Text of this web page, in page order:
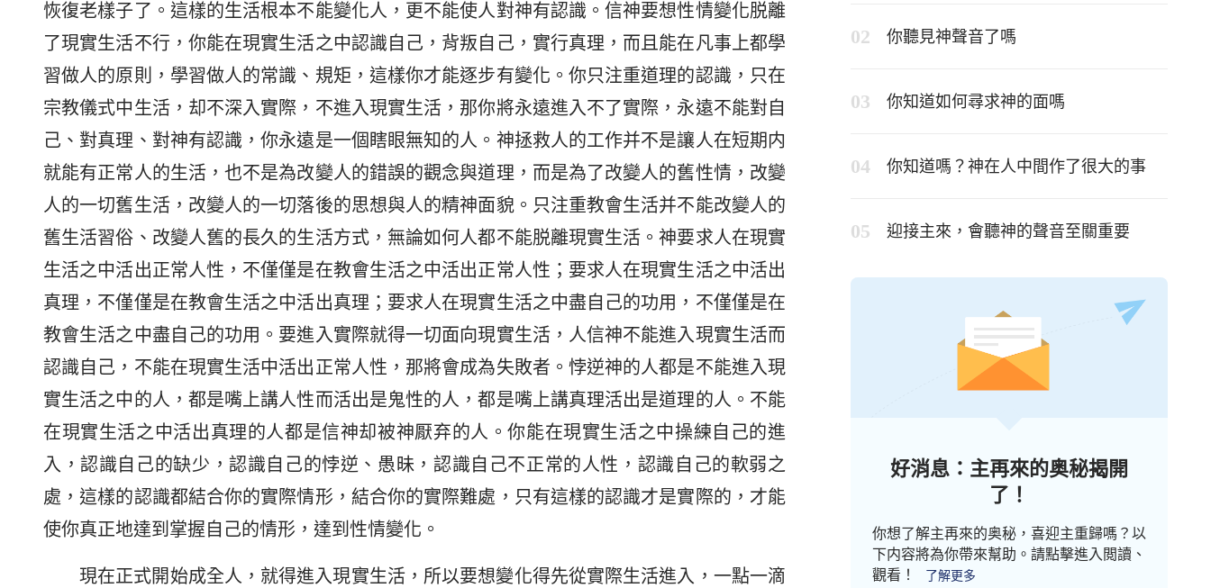
恢復老樣子了。這樣的生活根本不能變化人，更不能使人對神有認識。信神要想性情變化脱離
了現實生活不行，你能在現實生活之中認識自己，背叛自己，實行真理，而且能在凡事上都學
習做人的原則，學習做人的常識、規矩，這樣你才能逐步有變化。你只注重道理的認識，只在
宗教儀式中生活，却不深入實際，不進入現實生活，那你將永遠進入不了實際，永遠不能對自
己、對真理、對神有認識，你永遠是一個瞎眼無知的人。神拯救人的工作并不是讓人在短期内
就能有正常人的生活，也不是為改變人的錯誤的觀念與道理，而是為了改變人的舊性情，改變
人的一切舊生活，改變人的一切落後的思想與人的精神面貌。只注重教會生活并不能改變人的
舊生活習俗、改變人舊的長久的生活方式，無論如何人都不能脱離現實生活。神要求人在現實
生活之中活出正常人性，不僅僅是在教會生活之中活出正常人性；要求人在現實生活之中活出
真理，不僅僅是在教會生活之中活出真理；要求人在現實生活之中盡自己的功用，不僅僅是在
教會生活之中盡自己的功用。要進入實際就得一切面向現實生活，人信神不能進入現實生活而
認識自己，不能在現實生活中活出正常人性，那將會成為失敗者。悖逆神的人都是不能進入現
實生活之中的人，都是嘴上講人性而活出是鬼性的人，都是嘴上講真理活出是道理的人。不能
在現實生活之中活出真理的人都是信神却被神厭弃的人。你能在現實生活之中操練自己的進
入，認識自己的缺少，認識自己的悖逆、愚昧，認識自己不正常的人性，認識自己的軟弱之
處，這樣的認識都結合你的實際情形，結合你的實際難處，只有這樣的認識才是實際的，才能
使你真正地達到掌握自己的情形，達到性情變化。
現在正式開始成全人，就得進入現實生活，所以要想變化得先從實際生活進入，一點一滴
你聽見神聲音了嗎
你知道如何尋求神的面嗎
你知道嗎？神在人中間作了很大的事
迎接主來，會聽神的聲音至關重要
好消息：主再來的奥秘揭開
了！
你想了解主再來的奥秘，喜迎主重歸嗎？以
下内容將為你帶來幫助。請點擊進入閲讀、
觀看！
了解更多